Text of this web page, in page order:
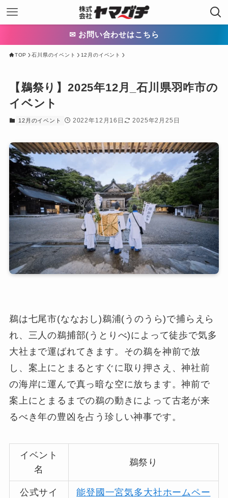
✉ お問い合わせはこちら
TOP 石川県のイベント 12月のイベント
【鵜祭り】2025年12月_石川県羽咋市の
イベント
12月のイベント 2022年12月16日 2025年2月25日
鵜は七尾市(ななおし)鵜浦(うのうら)で捕らえら
れ、三人の鵜捕部(うとりべ)によって徒歩で気多
大社まで運ばれてきます。その鵜を神前で放
し、案上にとまるとすぐに取り押さえ、神社前
の海岸に運んで真っ暗な空に放ちます。神前で
案上にとまるまでの鵜の動きによって古老が来
るべき年の豊凶を占う珍しい神事です。
イベント
名
鵜祭り
公式サイ
能登國一宮気多大社ホームペー